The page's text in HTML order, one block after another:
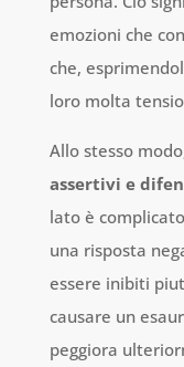
emozioni che
che,
loro molta
Allo stesso
assertivi e
lato è
una risposta
essere inibiti
causare un
peggiora